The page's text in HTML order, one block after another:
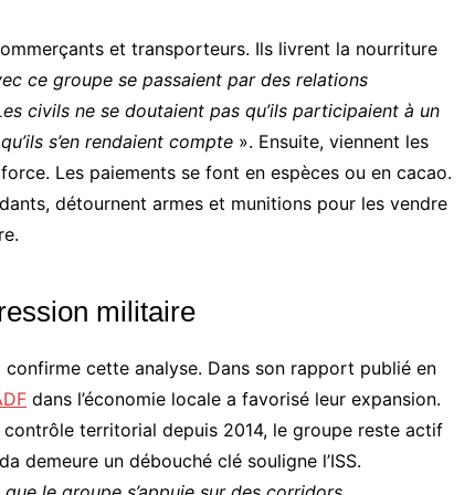
et transporteurs. Ils livrent la nourriture
ce groupe se passaient par des relations
civils ne se doutaient pas qu’ils participaient à un
s’en rendaient compte ». Ensuite, viennent les
Les paiements se font en espèces ou en cacao.
détournent armes et munitions pour les vendre
militaire
confirme cette analyse. Dans son rapport publié en
dans l’économie locale a favorisé leur expansion.
territorial depuis 2014, le groupe reste actif
demeure un débouché clé souligne l’ISS.